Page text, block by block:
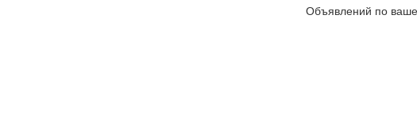
Объявлений по